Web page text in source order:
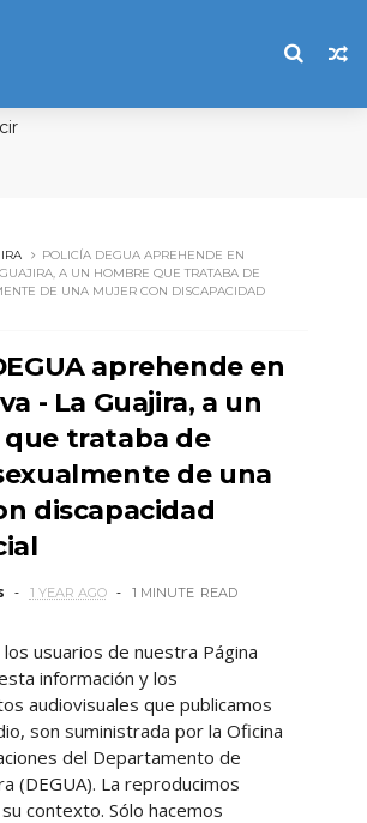
POLICÍA DEGUA APREHENDE EN
A UN HOMBRE QUE TRATABA DE
DE UNA MUJER CON DISCAPACIDAD
aprehende en
- La Guajira, a un
trataba de
de una
discapacidad
1 YEAR AGO 1 MINUTE READ
los usuarios de nuestra Página
información y los
audiovisuales que publicamos
son suministrada por la Oficina
del Departamento de
(DEGUA). La reproducimos
contexto. Sólo hacemos